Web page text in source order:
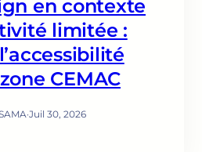
en contexte
limitée :
CEMAC
·Juil 30, 2026